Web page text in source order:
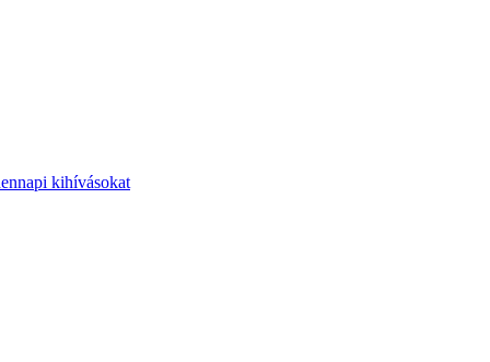
kihívásokat